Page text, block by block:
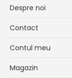
in
window
in
window
Despre noi
Contact
Contul meu
Magazin